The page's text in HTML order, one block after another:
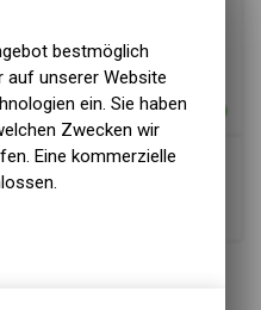
mit
bestmöglich
auf unserer Website
ein. Sie haben
Zwecken wir
Eine kommerzielle